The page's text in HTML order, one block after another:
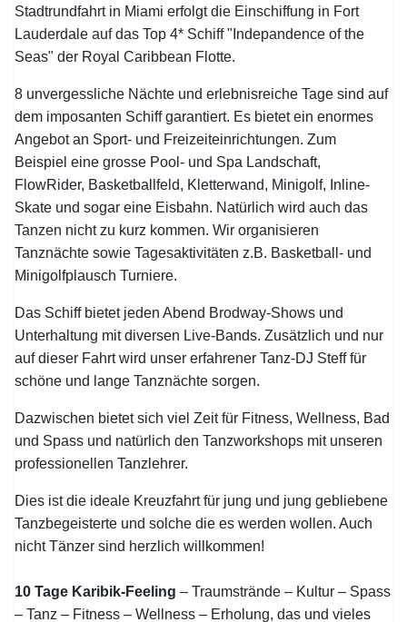
Stadtrundfahrt in Miami erfolgt die Einschiffung in Fort
Lauderdale auf das Top 4* Schiff "Indepandence of the
Seas" der Royal Caribbean Flotte.
8 unvergessliche Nächte und erlebnisreiche Tage sind auf
dem imposanten Schiff garantiert. Es bietet ein enormes
Angebot an Sport- und Freizeiteinrichtungen. Zum
Beispiel eine grosse Pool- und Spa Landschaft,
FlowRider, Basketballfeld, Kletterwand, Minigolf, Inline-
Skate und sogar eine Eisbahn. Natürlich wird auch das
Tanzen nicht zu kurz kommen. Wir organisieren
Tanznächte sowie Tagesaktivitäten z.B. Basketball- und
Minigolfplausch Turniere.
Das Schiff bietet jeden Abend Brodway-Shows und
Unterhaltung mit diversen Live-Bands. Zusätzlich und nur
auf dieser Fahrt wird unser erfahrener Tanz-DJ Steff für
schöne und lange Tanznächte sorgen.
Dazwischen bietet sich viel Zeit für Fitness, Wellness, Bad
und Spass und natürlich den Tanzworkshops mit unseren
professionellen Tanzlehrer.
Dies ist die ideale Kreuzfahrt für jung und jung gebliebene
Tanzbegeisterte und solche die es werden wollen. Auch
nicht Tänzer sind herzlich willkommen!
10 Tage Karibik-Feeling – Traumstrände – Kultur – Spass
– Tanz – Fitness – Wellness – Erholung, das und vieles